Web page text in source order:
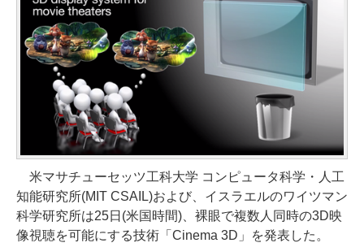
米マサチューセッツ工科大学 コンピュータ科学・人工
知能研究所(MIT CSAIL)および、イスラエルのワイツマン
科学研究所は25日(米国時間)、裸眼で複数人同時の3D映
像視聴を可能にする技術「Cinema 3D」を発表した。